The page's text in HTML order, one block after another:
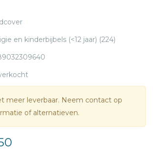
en kinderbijbels (<12 jaar) (224)
meer leverbaar. Neem contact op
of alternatieven.